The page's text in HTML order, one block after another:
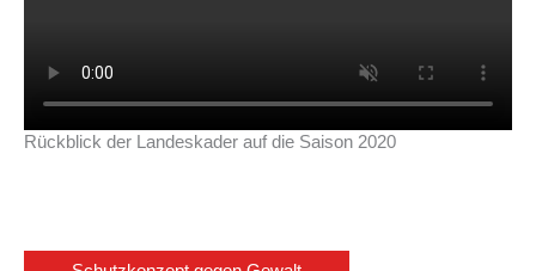
Rückblick der Landeskader auf die Saison 2020